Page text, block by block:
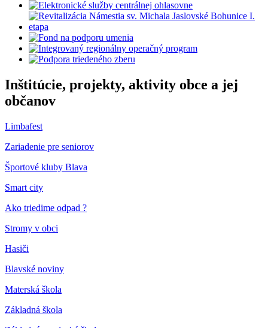
Inštitúcie, projekty, aktivity obce a jej
občanov
Limbafest
Zariadenie pre seniorov
Športové kluby Blava
Smart city
Ako triedime odpad ?
Stromy v obci
Hasiči
Blavské noviny
Materská škola
Základná škola